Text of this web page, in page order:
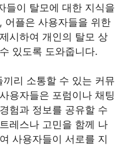
들이 탈모에 대한 지식을
어플은 사용자들을 위한
시하여 개인의 탈모 상
있도록 도와줍니다.
리 소통할 수 있는 커뮤
용자들은 포럼이나 채팅
험과 정보를 공유할 수
레스나 고민을 함께 나
사용자들이 서로를 지